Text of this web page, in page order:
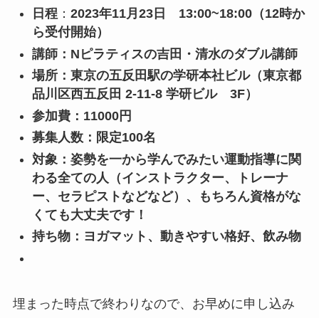
日程： 2023年11月23日 13:00~18:00（12時か
ら受付開始）
講師：Nピラティスの吉田・清水のダブル講師
場所：東京の五反田駅の学研本社ビル（東京都
品川区西五反田 2-11-8 学研ビル 3F）
参加費：11000円
募集人数：限定100名
対象：姿勢を一から学んでみたい運動指導に関
わる全ての人（インストラクター、トレーナ
ー、セラピストなどなど）、もちろん資格がな
くても大丈夫です！
持ち物：ヨガマット、動きやすい格好、飲み物
埋まった時点で終わりなので、お早めに申し込み